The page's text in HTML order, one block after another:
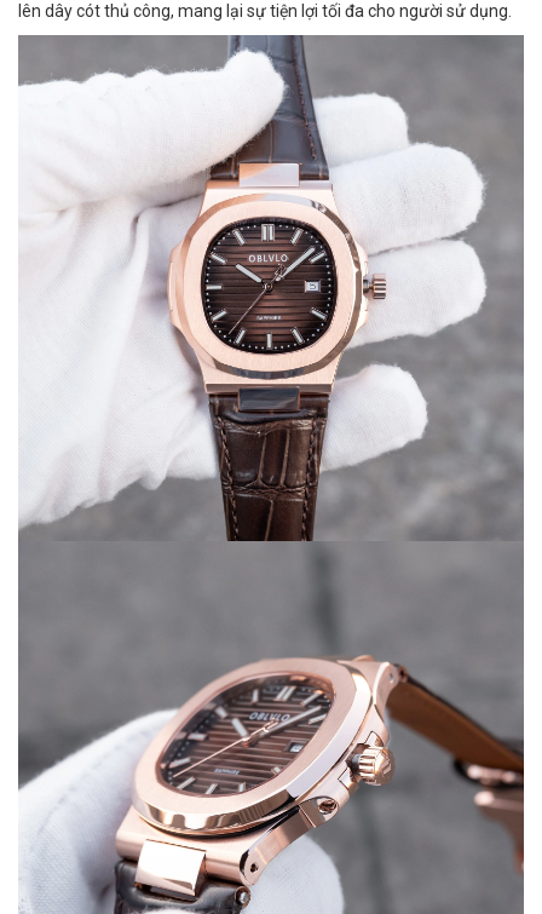
lên dây cót thủ công, mang lại sự tiện lợi tối đa cho người sử dụng.